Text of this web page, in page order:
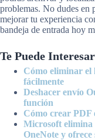
problemas. No dudes en
mejorar tu experiencia
bandeja de entrada hoy
Te Puede
Cómo eliminar el
fácilmente
Deshacer envío
función
Cómo crear
Microsoft elimina
OneNote y ofrece